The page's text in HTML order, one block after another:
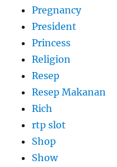
Pregnancy
President
Princess
Religion
Resep
Resep Makanan
Rich
rtp slot
Shop
Show